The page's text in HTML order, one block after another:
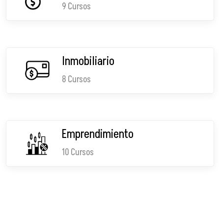
9 Cursos
Inmobiliario
8 Cursos
Emprendimiento
10 Cursos